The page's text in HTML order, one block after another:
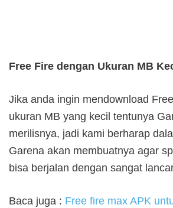
Free Fire dengan Ukuran MB
Jika anda ingin mendownload
ukuran MB yang kecil tentunya
merilisnya, jadi kami berharap
Garena akan membuatnya agar
bisa berjalan dengan sangat
Baca juga : Free fire max APK